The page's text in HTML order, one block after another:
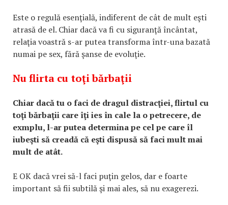
Este o regulă esenţială, indiferent de cât de mult eşti
atrasă de el. Chiar dacă va fi cu siguranţă încântat,
relaţia voastră s-ar putea transforma într-una bazată
numai pe sex, fără şanse de evoluţie.
Nu flirta cu toţi bărbaţii
Chiar dacă tu o faci de dragul distracţiei, flirtul cu
toţi bărbaţii care îţi ies în cale la o petrecere, de
exmplu, l-ar putea determina pe cel pe care îl
iubeşti să creadă că eşti dispusă să faci mult mai
mult de atât.
E OK dacă vrei să-l faci puţin gelos, dar e foarte
important să fii subtilă şi mai ales, să nu exagerezi.